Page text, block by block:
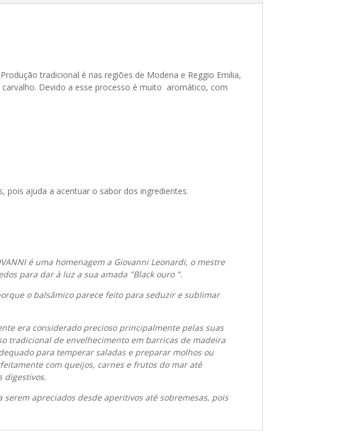
tradicional é nas regiões de Modena e Reggio Emilia,
Devido a esse processo é muito aromático, com
pois ajuda a acentuar o sabor dos ingredientes.
é uma homenagem a Giovanni Leonardi, o mestre
para dar à luz a sua amada "Black ouro ".
o balsâmico parece feito para seduzir e sublimar
era considerado precioso principalmente pelas suas
tradicional de envelhecimento em barricas de madeira
para temperar saladas e preparar molhos ou
com queijos, carnes e frutos do mar até
digestivos.
apreciados desde aperitivos até sobremesas, pois